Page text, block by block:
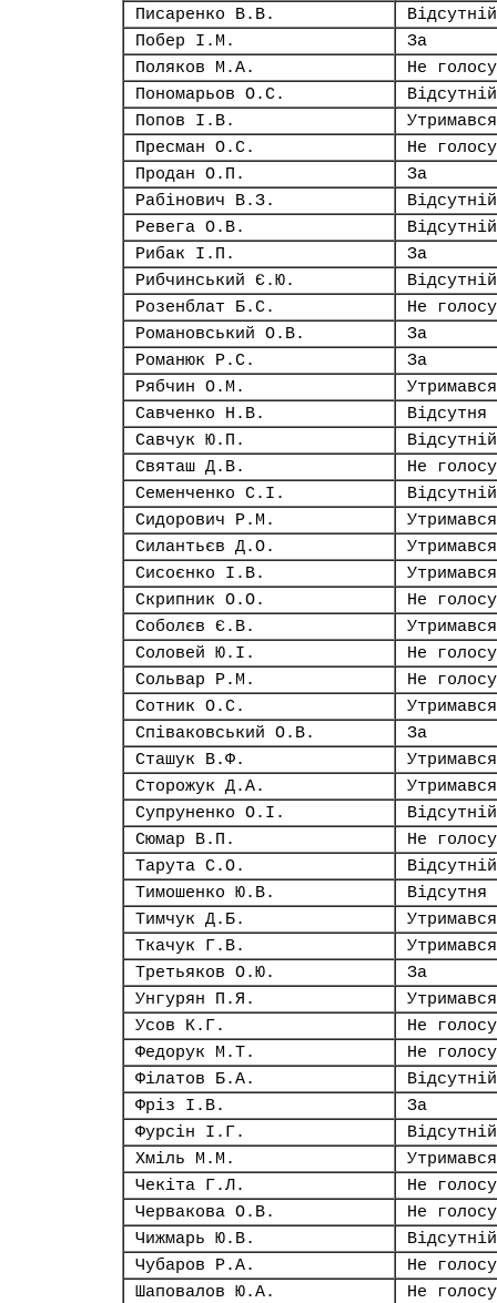
Писаренко В.В.
Відсутній
Побер І.М.
За
Поляков М.А.
Не
Пономарьов О.С.
Відсутній
Попов І.В.
Утримався
Пресман О.С.
Не
Продан О.П.
За
Рабінович В.З.
Відсутній
Ревега О.В.
Відсутній
Рибак І.П.
За
Рибчинський Є.Ю.
Відсутній
Розенблат Б.С.
Не
Романовський О.В.
За
Романюк Р.С.
За
Рябчин О.М.
Утримався
Савченко Н.В.
Відсутня
Савчук Ю.П.
Відсутній
Святаш Д.В.
Не
Семенченко С.І.
Відсутній
Сидорович Р.М.
Утримався
Силантьєв Д.О.
Утримався
Сисоєнко І.В.
Утримався
Скрипник О.О.
Не
Соболєв Є.В.
Утримався
Соловей Ю.І.
Не
Сольвар Р.М.
Не
Сотник О.С.
Утримався
Співаковський О.В.
За
Сташук В.Ф.
Утримався
Сторожук Д.А.
Утримався
Супруненко О.І.
Відсутній
Сюмар В.П.
Не
Тарута С.О.
Відсутній
Тимошенко Ю.В.
Відсутня
Тимчук Д.Б.
Утримався
Ткачук Г.В.
Утримався
Третьяков О.Ю.
За
Унгурян П.Я.
Утримався
Усов К.Г.
Не
Федорук М.Т.
Не
Філатов Б.А.
Відсутній
Фріз І.В.
За
Фурсін І.Г.
Відсутній
Хміль М.М.
Утримався
Чекіта Г.Л.
Не
Червакова О.В.
Не
Чижмарь Ю.В.
Відсутній
Чубаров Р.А.
Не
Шаповалов Ю.А.
Не